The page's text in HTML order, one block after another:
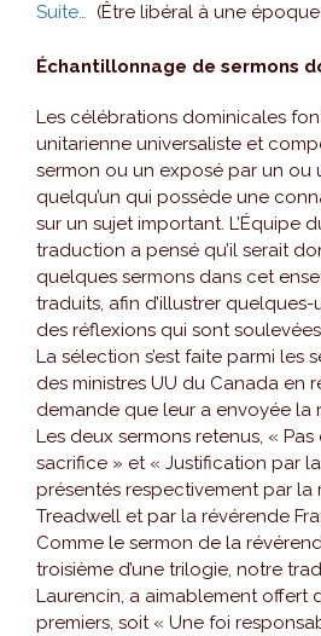
Suite… (Être libéral à une époque
Échantillonnage de sermons
Les célébrations dominicales
unitarienne universaliste et
sermon ou un exposé par un ou
quelqu’un qui possède une
sur un sujet important. L’Équipe
traduction a pensé qu’il serait
quelques sermons dans cet
traduits, afin d’illustrer
des réflexions qui sont
La sélection s’est faite parmi les
des ministres UU du Canada en
demande que leur a envoyée la
Les deux sermons retenus, «
sacrifice » et « Justification par
présentés respectivement par la
Treadwell et par la révérende
Comme le sermon de la
troisième d’une trilogie, notre
Laurencin, a aimablement offert
premiers, soit « Une foi